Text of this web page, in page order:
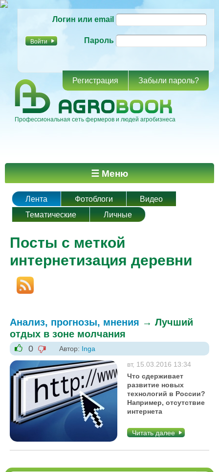
основному
Логин или email
Пароль
Регистрация Забыли пароль?
Профессиональная сеть фермеров и людей агробизнеса
Главное меню ☰ Меню
Лента Фотоблоги
Видео
Тематические
Личные
Посты с меткой
интернетизация деревни
Анализ, прогнозы, мнения → Лучший
отдых в зоне молчания
+1
0
-1
Автор: Inga
вт, 15.03.2016 13:34
Что сдерживает
развитие новых
технологий в России?
Например, отсутствие
интернета
Читать далее